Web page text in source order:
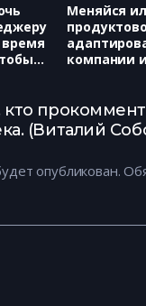
время
Меняйся
компании
(Виталий
опубликован.